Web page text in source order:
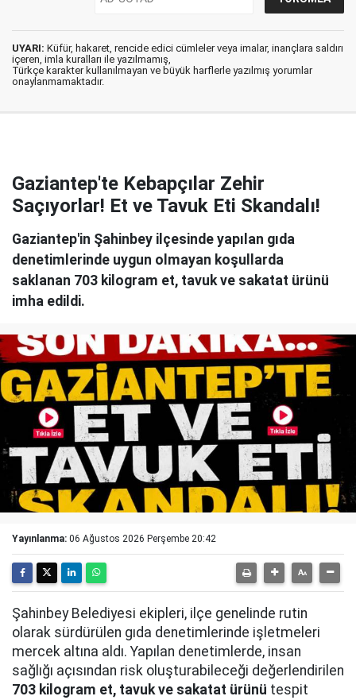
UYARI: Küfür, hakaret, rencide edici cümleler veya imalar, inançlara saldırı
içeren, imla kuralları ile yazılmamış,
Türkçe karakter kullanılmayan ve büyük harflerle yazılmış yorumlar
onaylanmamaktadır.
Gaziantep'te Kebapçılar Zehir
Saçıyorlar! Et ve Tavuk Eti Skandalı!
Gaziantep'in Şahinbey ilçesinde yapılan gıda
denetimlerinde uygun olmayan koşullarda
saklanan 703 kilogram et, tavuk ve sakatat ürünü
imha edildi.
Yayınlanma: 06 Ağustos 2026 Perşembe 20:42
Şahinbey Belediyesi ekipleri, ilçe genelinde rutin
olarak sürdürülen gıda denetimlerinde işletmeleri
mercek altına aldı. Yapılan denetimlerde, insan
sağlığı açısından risk oluşturabileceği değerlendirilen
703 kilogram et, tavuk ve sakatat ürünü tespit